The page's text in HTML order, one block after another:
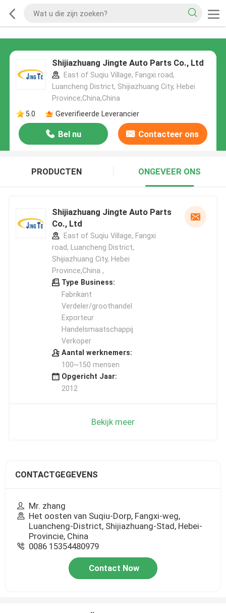
Shijiazhuang Jingte Auto Parts Co., Ltd
East of Suqiu Village, Fangxi road,
Luancheng District, Shijiazhuang City, Hebei
Province,China,China
5.0
Geverifieerde Leverancier
Bel nu Contacteer ons
PRODUCTEN ONGEVEER ONS
Shijiazhuang Jingte Auto Parts
Co., Ltd
East of Suqiu Village, Fangxi
road, Luancheng District,
Shijiazhuang City, Hebei
Province,China ,
Type Business:
Fabrikant
Verdeler/groothandel
Exporteur
Handelsmaatschappij
Verkoper
Aantal werknemers:
100~150 mensen
Opgericht Jaar:
2012
Bekijk meer
CONTACTGEGEVENS
Mr. zhang
Het oosten van Suqiu-Dorp, Fangxi-weg,
Luancheng-District, Shijiazhuang-Stad, Hebei-
Provincie, China
0086 15354480979
Contact Now